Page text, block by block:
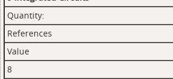
Quantity:
References
Value
8